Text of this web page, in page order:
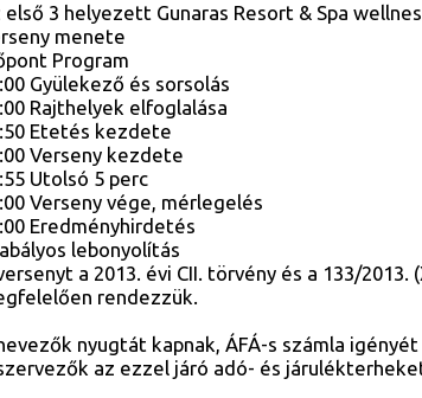
első 3 helyezett Gunaras Resort & Spa
menete
Program
Gyülekező és sorsolás
Rajthelyek elfoglalása
Etetés kezdete
Verseny kezdete
Utolsó 5 perc
Verseny vége, mérlegelés
Eredményhirdetés
lebonyolítás
a 2013. évi CII. törvény és a 133/
rendezzük.
nyugtát kapnak, ÁFÁ-s számla
az ezzel járó adó- és